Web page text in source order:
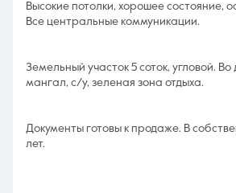
Высокие потолки, хорошее состояние,
Все центральные коммуникации.
Земельный участок 5 соток, угловой.
мангал, с/у, зеленая зона отдыха.
Документы готовы к продаже. В
лет.